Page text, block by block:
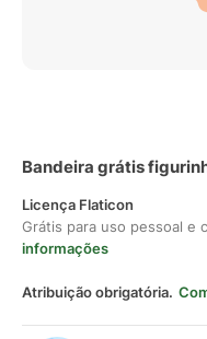
Bandeira grátis
Licença Flaticon
Grátis para uso pessoal e
informações
Atribuição obrigatória.